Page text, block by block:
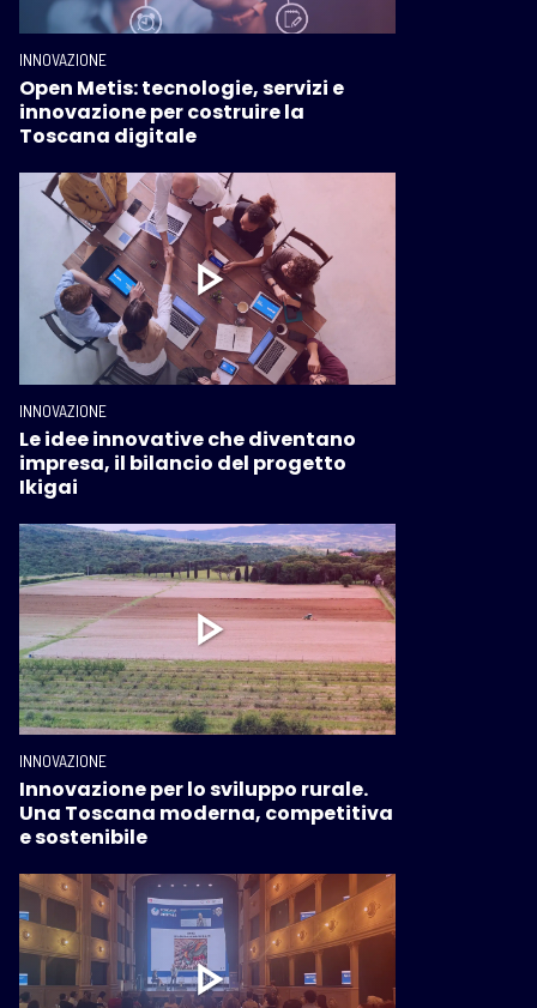
INNOVAZIONE
Open Metis: tecnologie, servizi e
innovazione per costruire la
Toscana digitale
INNOVAZIONE
Le idee innovative che diventano
impresa, il bilancio del progetto
Ikigai
INNOVAZIONE
Innovazione per lo sviluppo rurale.
Una Toscana moderna, competitiva
e sostenibile